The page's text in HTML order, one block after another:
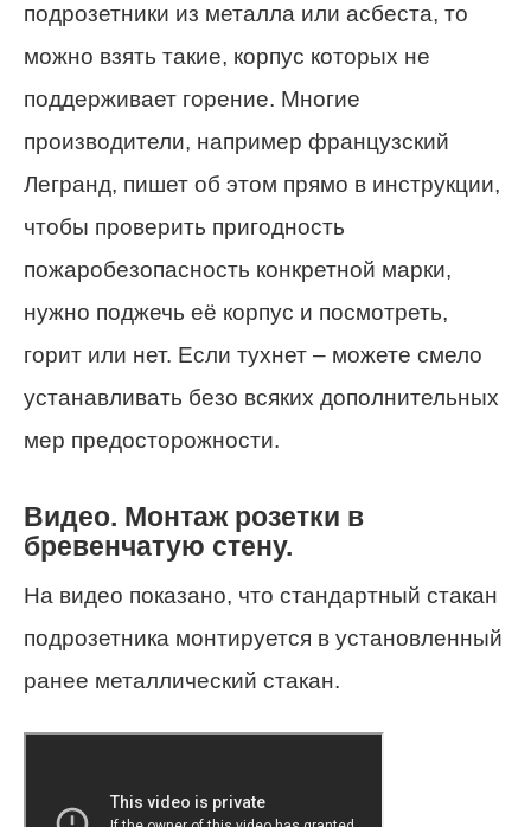
подрозетники из металла или асбеста, то
можно взять такие, корпус которых не
поддерживает горение. Многие
производители, например французский
Легранд, пишет об этом прямо в инструкции,
чтобы проверить пригодность
пожаробезопасность конкретной марки,
нужно поджечь её корпус и посмотреть,
горит или нет. Если тухнет – можете смело
устанавливать безо всяких дополнительных
мер предосторожности.
Видео. Монтаж розетки в
бревенчатую стену.
На видео показано, что стандартный стакан
подрозетника монтируется в установленный
ранее металлический стакан.